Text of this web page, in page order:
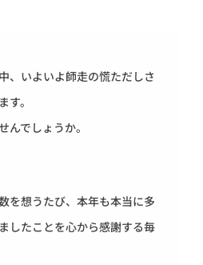
、いよいよ師走の慌ただしさ
す。
んでしょうか。
を想うたび、本年も本当に多
したことを心から感謝する毎